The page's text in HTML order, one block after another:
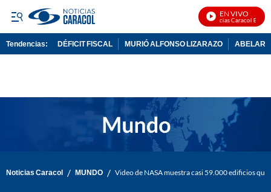
EN VIVO
Noticias Caracol En Vivo
Tendencias: DÉFICIT FISCAL MURIÓ ALFONSO LIZARAZO
Noticias Caracol / MUNDO / Video de NASA muestra casi 59.000 edificios